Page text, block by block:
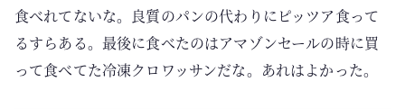
食べれてないな。良質のパンの代わりにピッツア食って
るすらある。最後に食べたのはアマゾンセールの時に買
って食べてた冷凍クロワッサンだな。あれはよかった。